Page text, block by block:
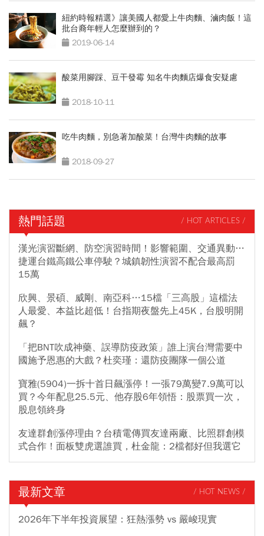
紐約時報精選》讓美國人都愛上牛肉麵、滷肉飯！這
批台裔年輕人怎麼辦到的？
2019-06-14
酸菜用腳踩、豆干發霉 知名牛肉麵店爆食安疑慮
2018-10-11
吃牛肉麵，別急著加酸菜！台灣牛肉麵的故事
2018-09-27
熱門話題 / HOT ARTICLES /
漢光演習斷網、防空演習時間！影響範圍、交通異動…
捷運台鐵高鐵公車停駛？城鎮韌性演習不配合最高罰
15萬
欣興、景碩、威剛、南亞科…15檔「三高股」這檔法
人最愛、本益比超低！台指期夜盤先上45K，台股明開
飆？
「把BNT吹成神藥、誤導防疫政策」誰上演台灣需要中
國施予恩惠的大戲？杜奕瑾：還防疫團隊一個公道
寶雅(5904)一拆十首日飆漲停！一張79萬變7.9萬可以
買？今年配息25.5元、他存股6年領悟：股票買一次，
股息領終身
友達群創漲停理由？台積電傳買友達兩廠、比照群創模
式合作！面板雙虎選誰買，杜金龍：2檔都好但我選它
最新文章 / HOT NEWS /
2026年下半年投資展望：狂熱漲勢 vs 嚴峻現實